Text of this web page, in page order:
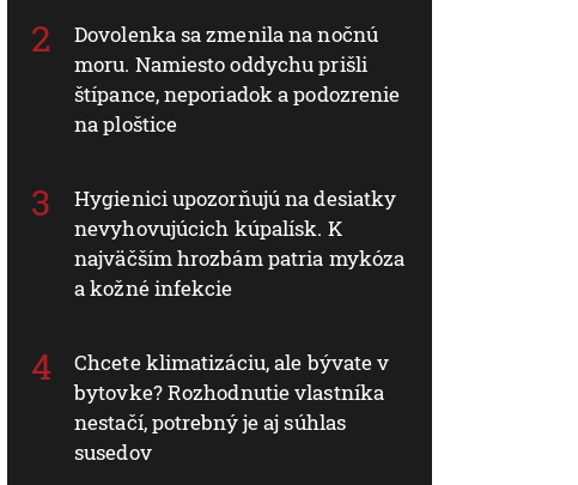
Dovolenka sa zmenila na nočnú
moru. Namiesto oddychu prišli
štípance, neporiadok a podozrenie
na ploštice
Hygienici upozorňujú na desiatky
nevyhovujúcich kúpalísk. K
najväčším hrozbám patria mykóza
a kožné infekcie
Chcete klimatizáciu, ale bývate v
bytovke? Rozhodnutie vlastníka
nestačí, potrebný je aj súhlas
susedov